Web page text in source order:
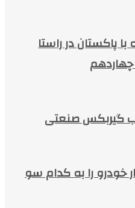
پاکستان در راستا
گیربکس صنعتی
خودرو را به کدام سو